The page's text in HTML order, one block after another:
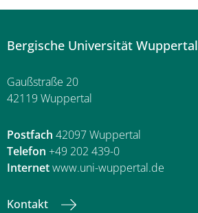
Bergische Universität Wuppertal
Gaußstraße 20
42119 Wuppertal
Postfach 42097 Wuppertal
Telefon +49 202 439-0
Internetwww.uni-wuppertal.de
Kontakt